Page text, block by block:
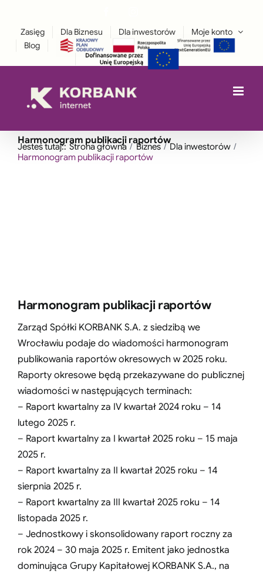
zawartości
Zasięg Dla Biznesu Dla inwestorów
Moje konto
Blog
Harmonogram publikacji raportów
Jesteś tutaj:: Strona główna Biznes
Dla inwestorów
Harmonogram publikacji raportów
Harmonogram publikacji raportów
Zarząd Spółki KORBANK S.A. z siedzibą we
Wrocławiu podaje do wiadomości harmonogram
publikowania raportów okresowych w 2025 roku.
Raporty okresowe będą przekazywane do publicznej
wiadomości w następujących terminach:
– Raport kwartalny za IV kwartał 2024 roku – 14
lutego 2025 r.
– Raport kwartalny za I kwartał 2025 roku – 15 maja
2025 r.
– Raport kwartalny za II kwartał 2025 roku – 14
sierpnia 2025 r.
– Raport kwartalny za III kwartał 2025 roku – 14
listopada 2025 r.
– Jednostkowy i skonsolidowany raport roczny za
rok 2024 – 30 maja 2025 r. Emitent jako jednostka
dominująca Grupy Kapitałowej KORBANK S.A., na